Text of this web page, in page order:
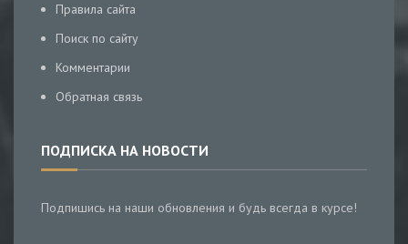
Правила сайта
Поиск по сайту
Комментарии
Обратная связь
ПОДПИСКА НА НОВОСТИ
Подпишись на наши обновления и будь всегда в курсе!